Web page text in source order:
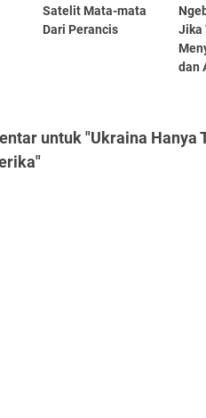
Satelit Mata-mata
Dari Perancis
Jika
dan
untuk "Ukraina Hanya